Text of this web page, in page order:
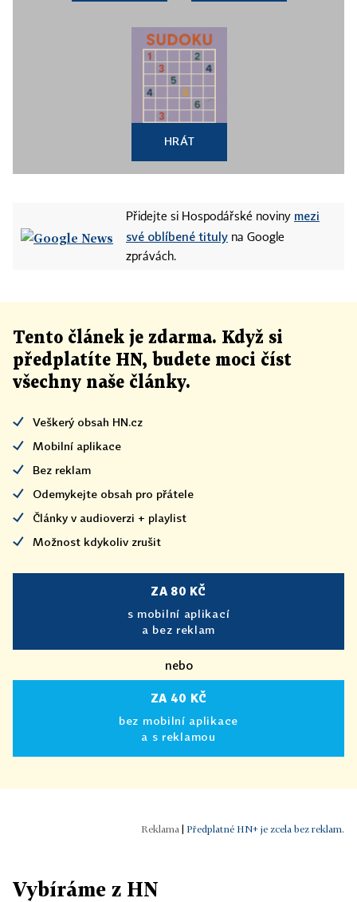
HRÁT
Přidejte si Hospodářské noviny mezi
své oblíbené tituly na Google
zprávách.
Tento článek je zdarma. Když si
předplatíte HN, budete moci číst
všechny naše články.
Veškerý obsah HN.cz
Mobilní aplikace
Bez reklam
Odemykejte obsah pro přátele
Články v audioverzi + playlist
Možnost kdykoliv zrušit
ZA 80 KČ
s mobilní aplikací
a bez reklam
nebo
ZA 40 KČ
bez mobilní aplikace
a s reklamou
Předplatné HN+ je zcela bez reklam.
Vybíráme z HN